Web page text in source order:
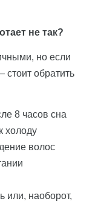
не так?
но если
стоит обратить
8 часов сна
холоду
волос
или, наоборот,